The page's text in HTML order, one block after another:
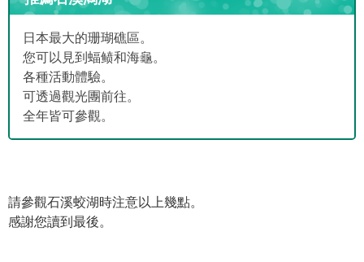
日本最大的珊瑚礁區。
您可以見到蝠鲼和海龜。
各種活動體驗。
可透過觀光團前往。
全年皆可參觀。
請參觀石溪蛟湖時注意以上幾點。
感謝您讀到最後。